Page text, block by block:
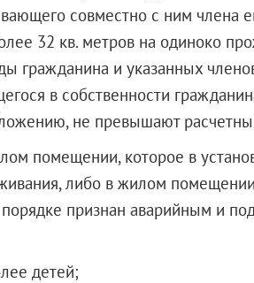
совместно с ним члена
32 кв. метров на одиноко
гражданина и указанных
в собственности
не превышают
помещении, которое в
либо в жилом
признан аварийным и
детей;